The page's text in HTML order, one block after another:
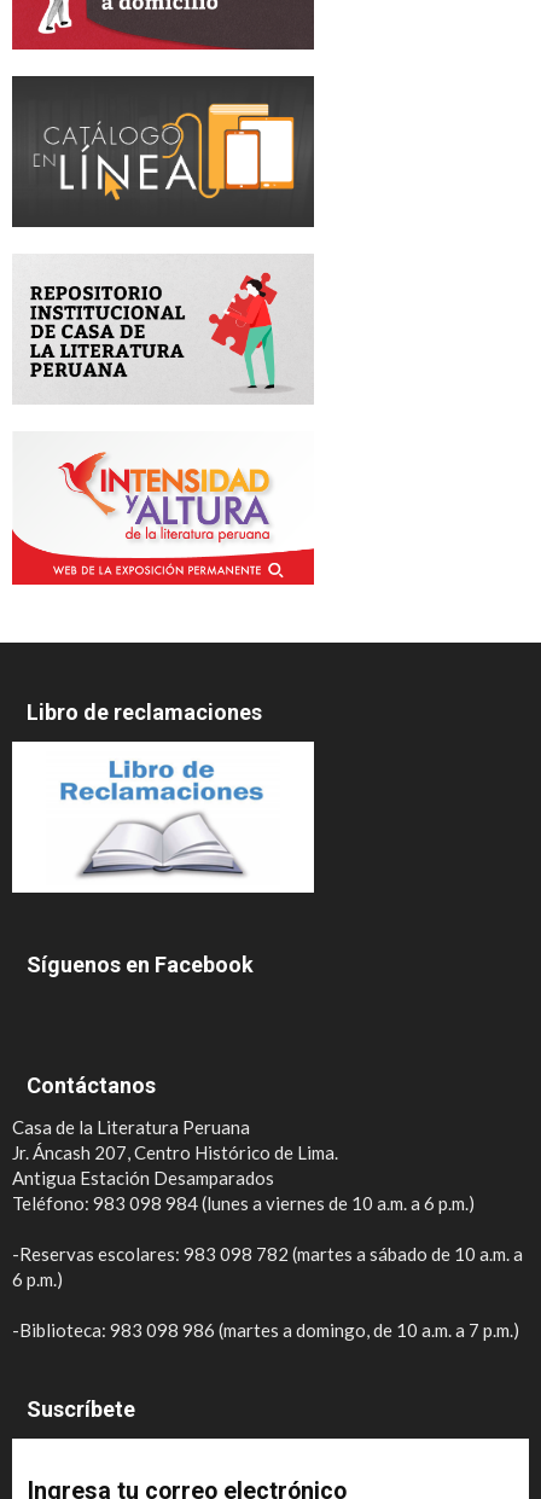
Libro de reclamaciones
Síguenos en Facebook
Contáctanos
Casa de la Literatura Peruana
Jr. Áncash 207, Centro Histórico de Lima.
Antigua Estación Desamparados
Teléfono: 983 098 984 (lunes a viernes de 10 a.m. a 6 p.m.)
-Reservas escolares: 983 098 782 (martes a sábado de 10 a.m. a
6 p.m.)
-Biblioteca: 983 098 986 (martes a domingo, de 10 a.m. a 7 p.m.)
Suscríbete
Ingresa tu correo electrónico